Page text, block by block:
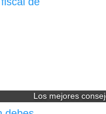
Los mejores